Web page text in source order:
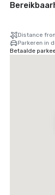
Distance
Parkeren in
Betaalde